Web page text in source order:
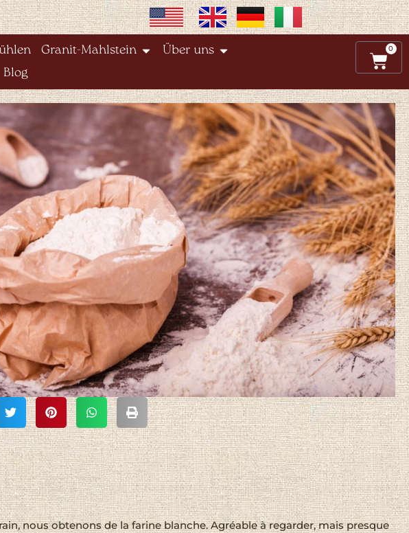
Granit-Mahlstein
Über uns
Blog
0
nous obtenons de la farine blanche. Agréable à regarder, mais presque